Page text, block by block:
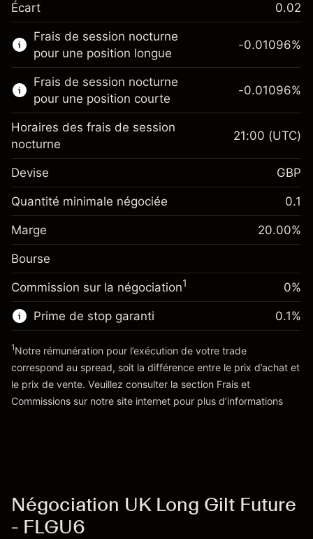
Ce marché financier est disponible pour le
trading de CFD.
En savoir plus sur :
CFD
Écart 0.02
Frais de session nocturne
pour une position longue
Marge. Votre
investissement
Ajustement des fonds de
Frais sur la valeur totale de la
position
-0.01096
%
Taille de la position avec effet de levier
Valeur nominale avec effet de levier
~£4,000.00
Vers la plateforme
-0.01096%
Frais de session nocturne
pour une position courte
Marge. Votre
£1,000.00
Ajustement des fonds de
overnight
Frais sur la valeur totale de la
position
%
Taille de la position avec effet de levier
Valeur nominale avec effet de levier
~ £4,000.00
-0.01096%
Horaires des frais de session
nocturne
21:00 (UTC)
Devise GBP
Quantité minimale négociée 0.1
Marge 20.00%
Bourse
Commission sur la négociation1 0%
Prime de stop garanti
'Tarifs et Frais
0.1%
1Notre rémunération pour l’exécution de votre trade
correspond au spread, soit la différence entre le prix d’achat et
le prix de vente. Veuillez consulter la section Frais et
Commissions sur notre site internet pour plus d’informations
Négociation UK Long Gilt Future
- FLGU6